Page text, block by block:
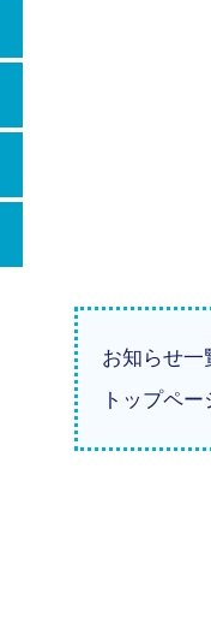
お知らせ一
トップペ